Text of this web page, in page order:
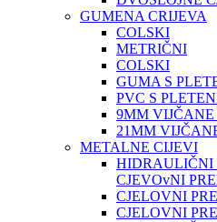
GUMENA CRIJEVA
COLSKI
METRIČNI
COLSKI
GUMA S
PVC S
9MM VIJČANE
21MM
METALNE CIJEVI
HIDRAULIČNI
CJEVOvNI
CJELOVNI
CJELOVNI